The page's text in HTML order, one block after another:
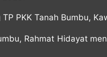
PKK Tanah Bumbu,
Rahmat Hidayat